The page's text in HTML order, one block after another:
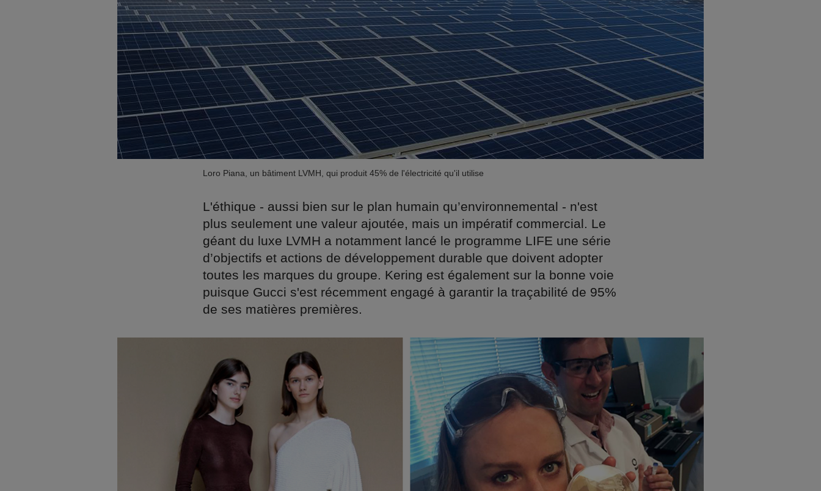
Loro Piana, un bâtiment LVMH, qui produit 45% de l'électricité qu'il utilise
L'éthique - aussi bien sur le plan humain qu’environnemental - n'est
plus seulement une valeur ajoutée, mais un impératif commercial. Le
géant du luxe LVMH a notamment lancé le programme LIFE une série
d’objectifs et actions de développement durable que doivent adopter
toutes les marques du groupe. Kering est également sur la bonne voie
puisque Gucci s'est récemment engagé à garantir la traçabilité de 95%
de ses matières premières.